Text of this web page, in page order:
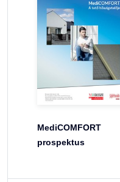
MediCOMFORT
prospektus